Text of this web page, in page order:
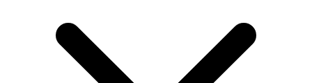
Képességek